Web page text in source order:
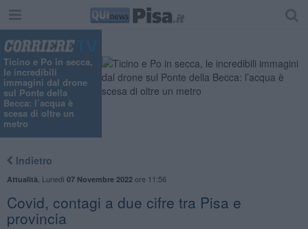
Ticino e Po in secca,
le incredibili
immagini dal drone
sul Ponte della
Becca: l’acqua è
scesa di oltre un
metro
Indietro
Attualità Lunedì 07 Novembre 2022ore 11:56
Covid, contagi a due cifre tra Pisa e
provincia